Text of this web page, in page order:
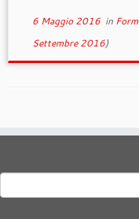
6 Maggio 2016in
Settembre 2016)